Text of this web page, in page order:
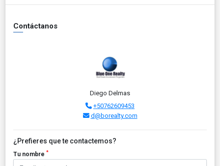
Contáctanos
Diego Delmas
+50762609453
d@borealty.com
¿Prefieres que te contactemos?
Tu nombre *